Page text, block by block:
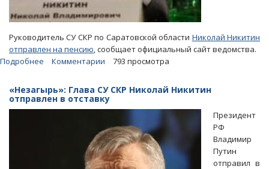
Руководитель СУ СКР по Саратовской области Николай Никитин
отправлен на пенсию, сообщает официальный сайт ведомства.
Подробнее
отправил
Николая
Никитина
Комментарии 793 просмотра
«Незагырь»: Глава СУ СКР Николай Никитин
отправлен в отставку
Президент
РФ
Владимир
Путин
отправил в